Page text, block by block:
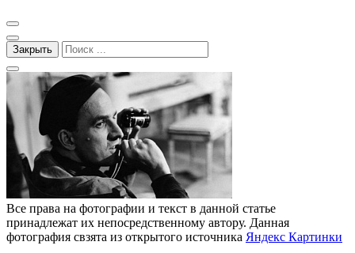
Закрыть
Все права на фотографии и текст в данной статье
принадлежат их непосредственному автору. Данная
фотография свзята из открытого источника Яндекс Картинки